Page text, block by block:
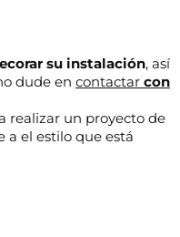
su instalación, así
dude en contactar con
realizar un proyecto de
a el estilo que está